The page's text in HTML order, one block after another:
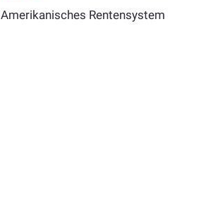
Amerikanisches Rentensystem